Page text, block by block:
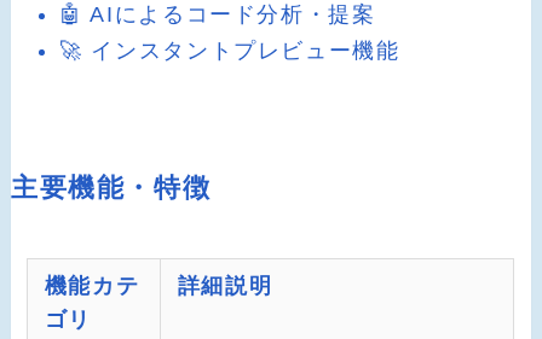
🤖 AIによるコード分析・提案
🚀 インスタントプレビュー機能
主要機能・特徴
機能カテ
ゴリ
詳細説明